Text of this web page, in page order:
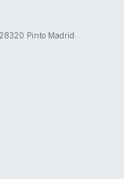
Pinto Madrid